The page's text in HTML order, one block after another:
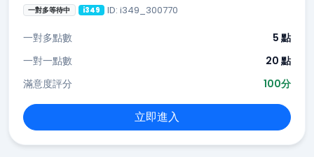
一對多等待中 i349 ID: i349_300770
一對多點數
5 點
一對一點數
20 點
滿意度評分
100分
立即進入